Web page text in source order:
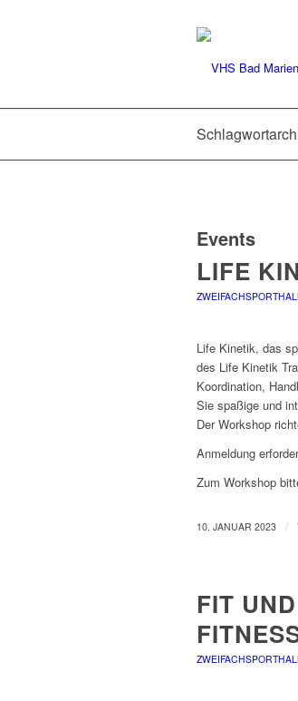
Events
LIFE
Life Kinetik, das
des Life Kinetik
Koordination,
Sie spaßige und
Der Workshop
Anmeldung
Zum Workshop
10. JANUAR 2023 /
FIT